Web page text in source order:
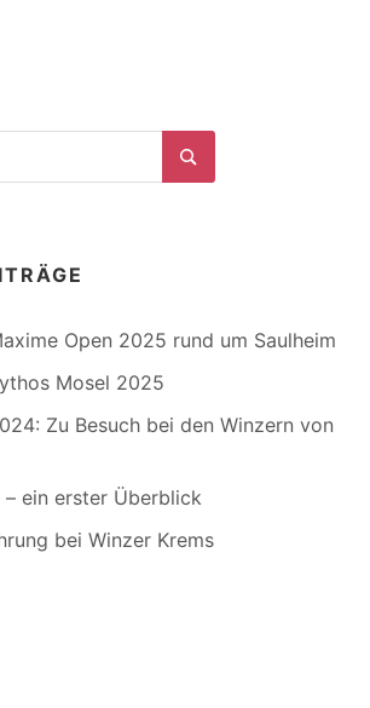
Search
Open 2025 rund um Saulheim
Mosel 2025
Zu Besuch bei den Winzern von
– ein erster Überblick
bei Winzer Krems